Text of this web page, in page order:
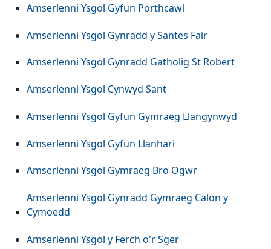
Amserlenni Ysgol Gyfun Porthcawl
Amserlenni Ysgol Gynradd y Santes Fair
Amserlenni Ysgol Gynradd Gatholig St Robert
Amserlenni Ysgol Cynwyd Sant
Amserlenni Ysgol Gyfun Gymraeg Llangynwyd
Amserlenni Ysgol Gyfun Llanhari
Amserlenni Ysgol Gymraeg Bro Ogwr
Amserlenni Ysgol Gynradd Gymraeg Calon y
Cymoedd
Amserlenni Ysgol y Ferch o'r Sger